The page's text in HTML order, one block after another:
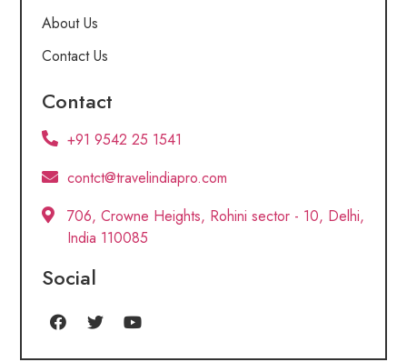
About Us
Contact Us
Contact
+91 9542 25 1541
contct@travelindiapro.com
706, Crowne Heights, Rohini sector - 10, Delhi,
India 110085
Social